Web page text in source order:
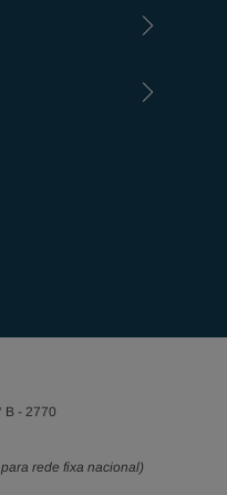
B - 2770
rede fixa nacional)